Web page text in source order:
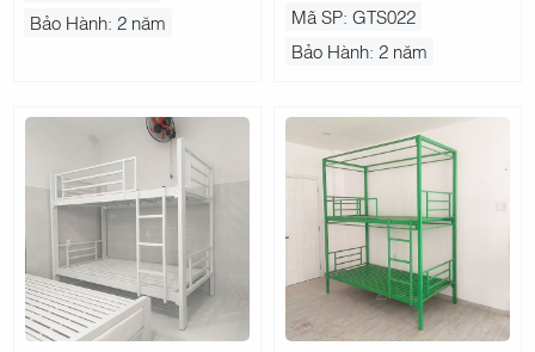
Bảo Hành: 2 năm
Mã SP: GTS022
Bảo Hành: 2 năm